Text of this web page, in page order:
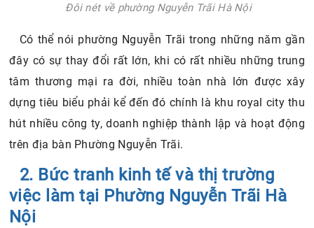
Đôi nét về phường Nguyễn Trãi Hà Nội
Có thể nói phường Nguyễn Trãi trong những năm gần
đây có sự thay đổi rất lớn, khi có rất nhiều những trung
tâm thương mại ra đời, nhiều toàn nhà lớn được xây
dựng tiêu biểu phải kể đến đó chính là khu royal city thu
hút nhiều công ty, doanh nghiệp thành lập và hoạt động
trên địa bàn Phường Nguyễn Trãi.
2. Bức tranh kinh tế và thị trường
việc làm tại Phường Nguyễn Trãi Hà
Nội